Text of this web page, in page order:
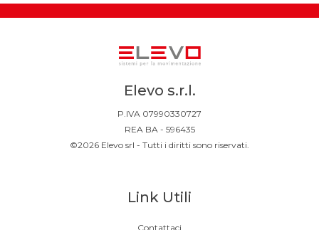
Elevo s.r.l.
P.IVA 07990330727
REA BA - 596435
©2026 Elevo srl - Tutti i diritti sono riservati.
Link Utili
Contattaci